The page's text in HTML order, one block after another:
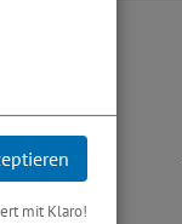
mit Klaro!